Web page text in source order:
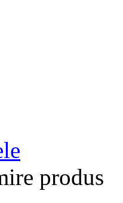
produs